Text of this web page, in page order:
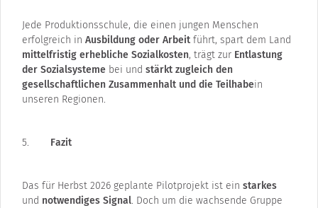
Jede Produktionsschule, die einen jungen Menschen
erfolgreich in Ausbildung oder Arbeit führt, spart dem Land
mittelfristig erhebliche Sozialkosten, trägt zur Entlastung
der Sozialsysteme bei und stärkt zugleich den
gesellschaftlichen Zusammenhalt und die Teilhabein
unseren Regionen.
Fazit
Das für Herbst 2026 geplante Pilotprojekt ist ein starkes
und notwendiges Signal. Doch um die wachsende Gruppe